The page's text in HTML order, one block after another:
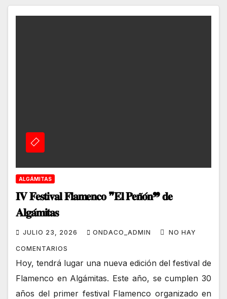
ALGÁMITAS
𝐈𝐕 𝐅𝐞𝐬𝐭𝐢𝐯𝐚𝐥 𝐅𝐥𝐚𝐦𝐞𝐧𝐜𝐨 ❞𝐄𝐥 𝐏𝐞𝐧̃𝐨́𝐧❞ 𝐝𝐞
𝐀𝐥𝐠𝐚́𝐦𝐢𝐭𝐚𝐬
JULIO 23, 2026 ONDACO_ADMIN NO HAY
COMENTARIOS
Hoy, tendrá lugar una nueva edición del festival de
Flamenco en Algámitas. Este año, se cumplen 30
años del primer festival Flamenco organizado en